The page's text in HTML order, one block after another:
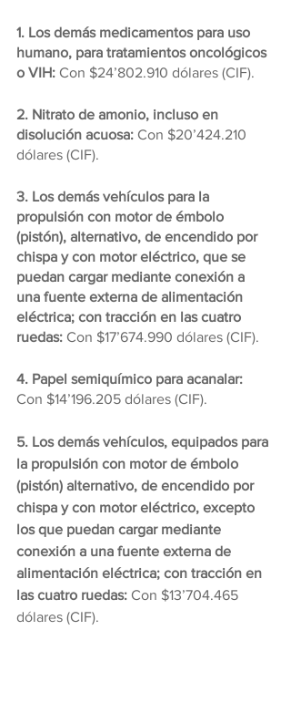
1. Los demás medicamentos para uso
humano, para tratamientos oncológicos
o VIH: Con $24’802.910 dólares (CIF).
2. Nitrato de amonio, incluso en
disolución acuosa: Con $20’424.210
dólares (CIF).
3. Los demás vehículos para la
propulsión con motor de émbolo
(pistón), alternativo, de encendido por
chispa y con motor eléctrico, que se
puedan cargar mediante conexión a
una fuente externa de alimentación
eléctrica; con tracción en las cuatro
ruedas: Con $17’674.990 dólares (CIF).
4. Papel semiquímico para acanalar:
Con $14’196.205 dólares (CIF).
5. Los demás vehículos, equipados para
la propulsión con motor de émbolo
(pistón) alternativo, de encendido por
chispa y con motor eléctrico, excepto
los que puedan cargar mediante
conexión a una fuente externa de
alimentación eléctrica; con tracción en
las cuatro ruedas: Con $13’704.465
dólares (CIF).